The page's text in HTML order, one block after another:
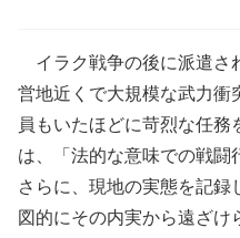
イラク戦争の後に派遣さ
営地近くで大規模な武力衝
員もいたほどに苛烈な任
は、「法的な意味での戦闘
さらに、現地の実態を記
図的にその内実から遠ざ